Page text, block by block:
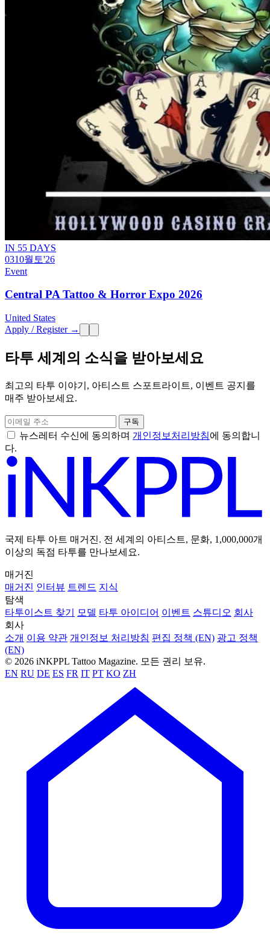
IN 55 DAYS
0310월 토'26
Event
Central PA Tattoo & Horror Expo 2026
United States
Apply / Register →
타투 세계의 소식을 받아보세요
최고의 타투 이야기, 아티스트 스포트라이트, 이벤트 공지를
매주 받아보세요.
구독
뉴스레터 수신에 동의하며 개인정보처리방침에 동의합니
다.
국제 타투 아트 매거진. 전 세계의 아티스트, 문화, 1,000,000개
이상의 독점 타투를 만나보세요.
매거진
매거진 인터뷰 트렌드 지식
탐색
타투이스트 찾기
모델 타투 아이디어 이벤트 스튜디오 회사
회사
소개 이용 약관 개인정보 처리방침 편집 정책 (EN) 광고 정책
(EN)
© 2026 iNKPPL Tattoo Magazine. 모든 권리 보유.
EN RU DE ES FR IT PT KO ZH